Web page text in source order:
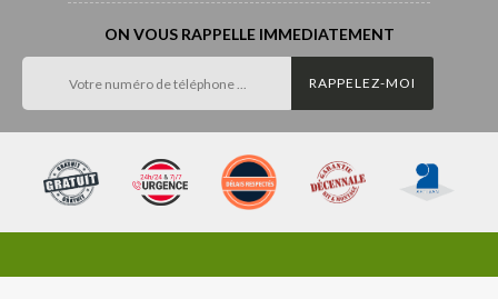
ON VOUS RAPPELLE IMMEDIATEMENT